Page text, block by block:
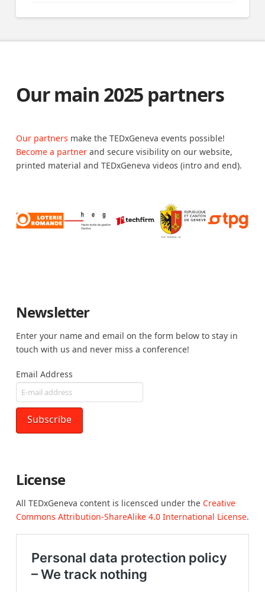
Our main 2025 partners
Our partners make the TEDxGeneva events possible!
Become a partnerand secure visibility on our website,
printed material and TEDxGeneva videos (intro and end).
Newsletter
Enter your name and email on the form below to stay in
touch with us and never miss a conference!
Email Address
License
All TEDxGeneva content is licensced under the Creative
Commons Attribution-ShareAlike 4.0 International License.